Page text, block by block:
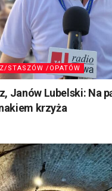
STASZÓW /OPATÓW
Janów Lubelski: Na
krzyża